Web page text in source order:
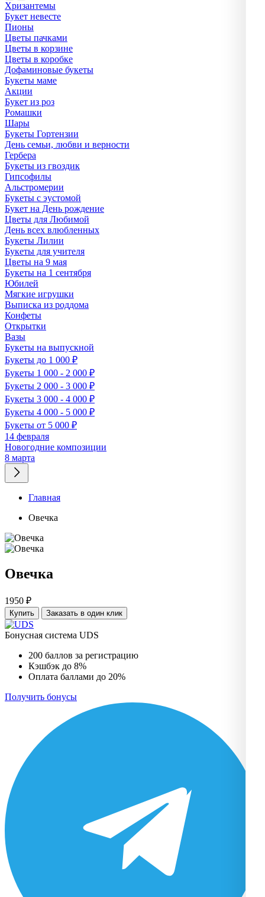
Хризантемы
Букет невесте
Пионы
Цветы пачками
Цветы в корзине
Цветы в коробке
Дофаминовые букеты
Букеты маме
Акции
Букет из роз
Ромашки
Шары
Букеты Гортензии
День семьи, любви и верности
Гербера
Букеты из гвоздик
Гипсофилы
Альстромерии
Букеты с эустомой
Букет на День рождение
Цветы для Любимой
День всех влюбленных
Букеты Лилии
Букеты для учителя
Цветы на 9 мая
Букеты на 1 сентября
Юбилей
Мягкие игрушки
Выписка из роддома
Конфеты
Открытки
Вазы
Букеты на выпускной
Букеты до 1 000 ₽
Букеты 1 000 - 2 000 ₽
Букеты 2 000 - 3 000 ₽
Букеты 3 000 - 4 000 ₽
Букеты 4 000 - 5 000 ₽
Букеты от 5 000 ₽
14 февраля
Новогодние композиции
8 марта
Главная
Овечка
Овечка
1950 ₽
Купить Заказать в один клик
Бонусная система UDS
200 баллов за регистрацию
Кэшбэк до 8%
Оплата баллами до 20%
Получить бонусы